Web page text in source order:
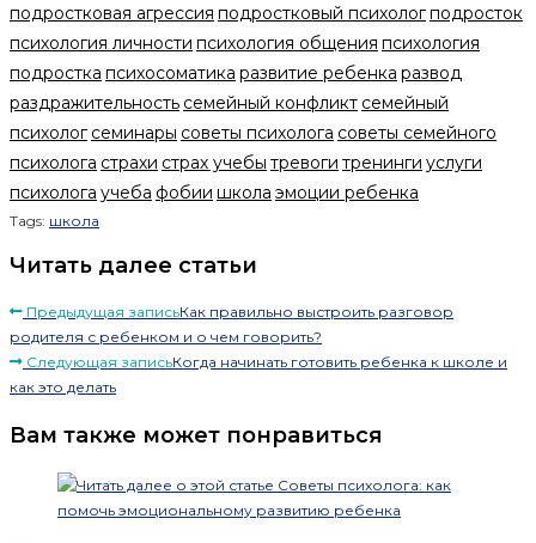
подростковая агрессия подростковый психологподросток
психология личности психология общения психология
подростка психосоматика развитие ребенка развод
раздражительность семейный конфликт семейный
психолог семинары советы психолога советы семейного
психолога страхи страх учебы тревоги тренинги услуги
психолога учеба фобии школа эмоции ребенка
Tags: школа
Читать далее статьи
Предыдущая записьКак правильно выстроить разговор
родителя с ребенком и о чем говорить?
Следующая записьКогда начинать готовить ребенка к школе и
как это делать
Вам также может понравиться